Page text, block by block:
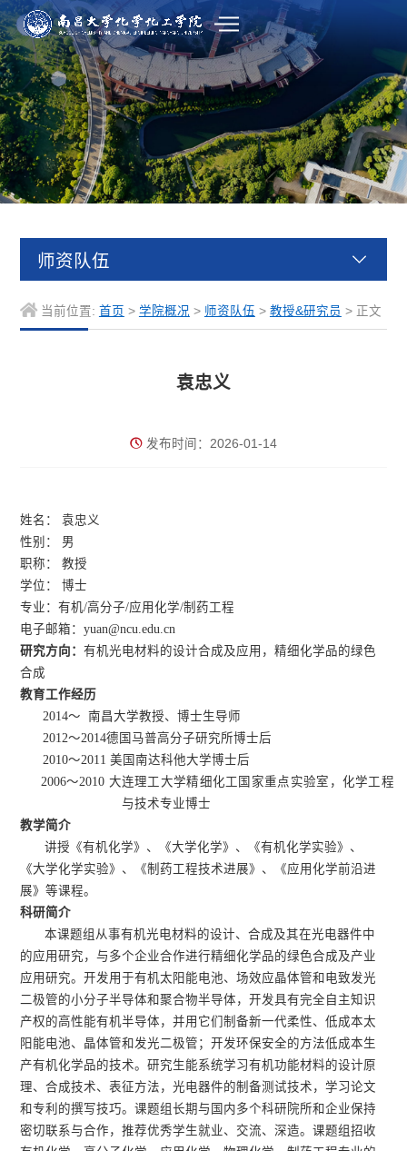
师资队伍
当前位置: 首页 > 学院概况 > 师资队伍 > 教授&研究员 > 正文
袁忠义
发布时间：2026-01-14
姓名： 袁忠义
性别： 男
职称： 教授
学位： 博士
专业：有机/高分子/应用化学/制药工程
电子邮箱：yuan@ncu.edu.cn
研究方向：有机光电材料的设计合成及应用，精细化学品的绿色
合成
教育工作经历
2014～ 南昌大学教授、博士生导师
2012～2014德国马普高分子研究所博士后
2010～2011 美国南达科他大学博士后
2006～2010 大连理工大学精细化工国家重点实验室，化学工程
与技术专业博士
教学简介
讲授《有机化学》、《大学化学》、《有机化学实验》、
《大学化学实验》、《制药工程技术进展》、《应用化学前沿进
展》等课程。
科研简介
本课题组从事有机光电材料的设计、合成及其在光电器件中
的应用研究，与多个企业合作进行精细化学品的绿色合成及产业
应用研究。开发用于有机太阳能电池、场效应晶体管和电致发光
二极管的小分子半导体和聚合物半导体，开发具有完全自主知识
产权的高性能有机半导体，并用它们制备新一代柔性、低成本太
阳能电池、晶体管和发光二极管；开发环保安全的方法低成本生
产有机化学品的技术。研究生能系统学习有机功能材料的设计原
理、合成技术、表征方法，光电器件的制备测试技术，学习论文
和专利的撰写技巧。课题组长期与国内多个科研院所和企业保持
密切联系与合作，推荐优秀学生就业、交流、深造。课题组招收